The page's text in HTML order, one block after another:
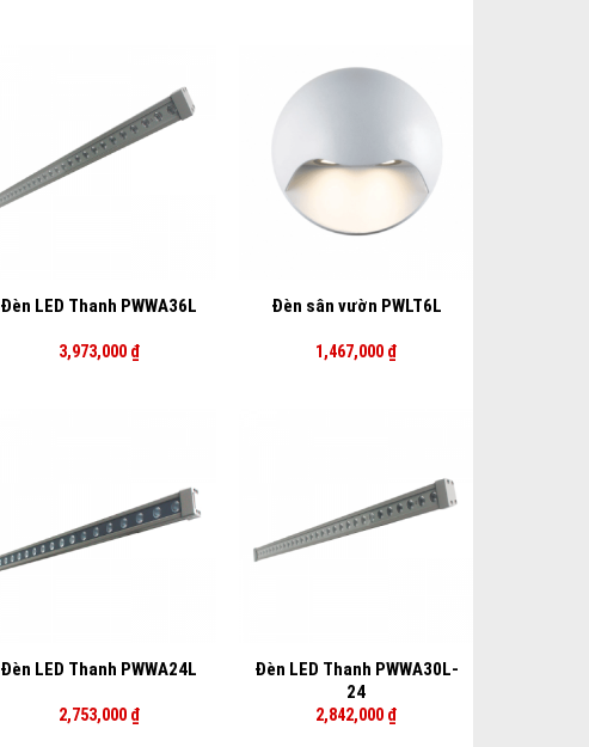
Đèn LED Thanh PWWA36L
3,973,000 ₫
Đèn sân vườn PWLT6L
1,467,000 ₫
Đèn LED Thanh PWWA24L
2,753,000 ₫
Đèn LED Thanh PWWA30L-
24
2,842,000 ₫